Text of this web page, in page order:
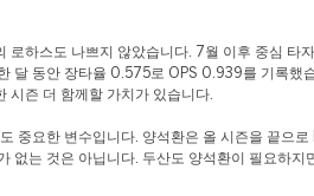
로하스도 나쁘지 않았습니다. 7월 이후 중심 타
달 동안 장타율 0.575로 OPS 0.939를 기록했
시즌 더 함께할 가치가 있습니다.
도 중요한 변수입니다. 양석환은 올 시즌을 끝으로
없는 것은 아닙니다. 두산도 양석환이 필요하지